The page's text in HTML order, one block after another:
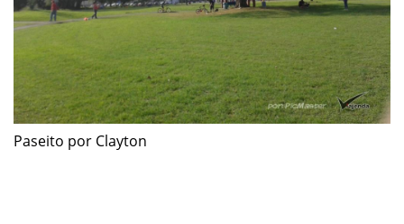
Paseito por Clayton